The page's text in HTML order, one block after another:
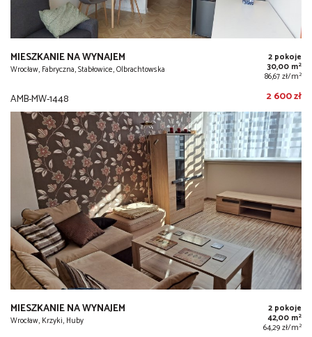
MIESZKANIE NA WYNAJEM
Wrocław, Fabryczna, Stabłowice, Olbrachtowska
2 pokoje
30,00 m2
86,67 zł/m2
AMB-MW-1448 2 600 zł
MIESZKANIE NA WYNAJEM
Wrocław, Krzyki, Huby
2 pokoje
42,00 m2
64,29 zł/m2